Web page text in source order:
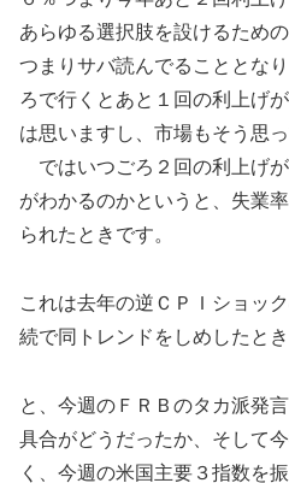
あらゆる選択肢を設けるため
つまりサバ読んでることとな
ろで行くとあと１回の利上げ
は思いますし、市場もそう思っ
ではいつごろ２回の利上げ
がわかるのかというと、失業
られたときです。
これは去年の逆ＣＰＩショッ
続で同トレンドをしめしたとき
と、今週のＦＲＢのタカ派発
具合がどうだったか、そして
く、今週の米国主要３指数を